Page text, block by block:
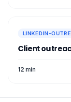
LINKEDIN-
Client
12 min